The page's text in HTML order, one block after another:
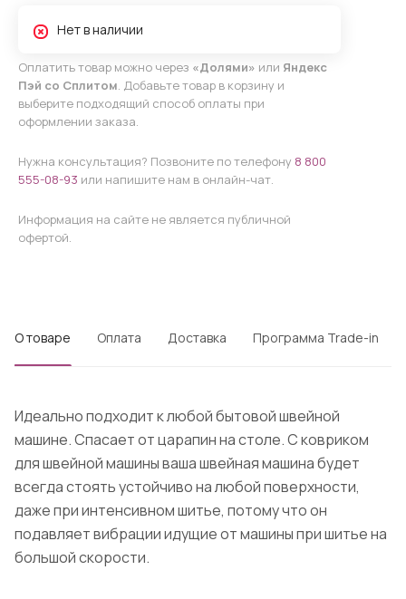
Нет в наличии
Оплатить товар можно через «Долями» или Яндекс
Пэй со Сплитом. Добавьте товар в корзину и
выберите подходящий способ оплаты при
оформлении заказа.
Нужна консультация? Позвоните по телефону 8 800
555-08-93 или напишите нам в онлайн-чат.
Информация на сайте не является публичной
офертой.
О товаре Оплата Доставка Программа Trade-in
Идеально подходит к любой бытовой швейной
машине. Спасает от царапин на столе. С ковриком
для швейной машины ваша швейная машина будет
всегда стоять устойчиво на любой поверхности,
даже при интенсивном шитье, потому что он
подавляет вибрации идущие от машины при шитье на
большой скорости.